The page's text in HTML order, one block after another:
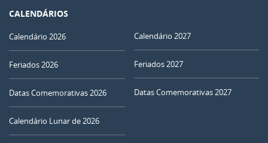
CALENDÁRIOS
Calendário 2026
Feriados 2026
Datas Comemorativas 2026
Calendário Lunar de 2026
Calendário 2027
Feriados 2027
Datas Comemorativas 2027